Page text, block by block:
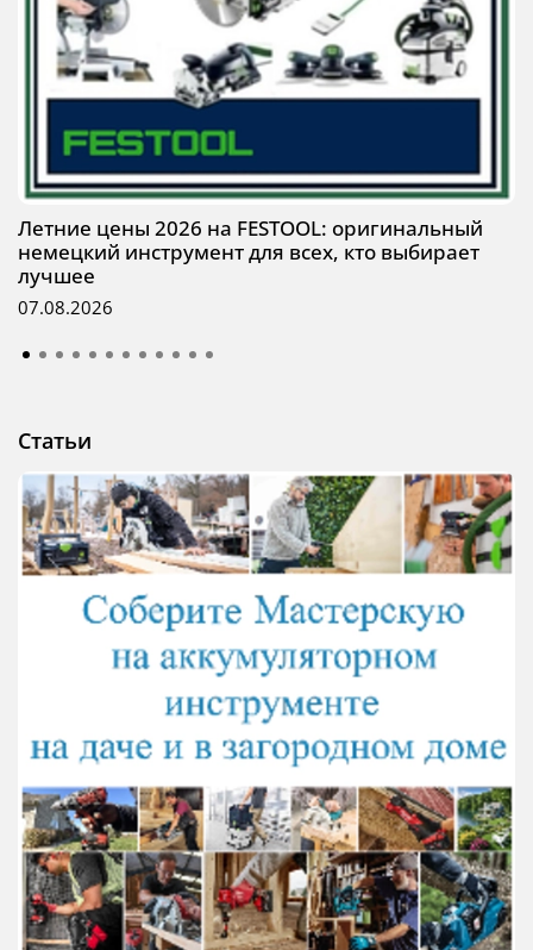
Летние цены 2026 на FESTOOL: оригинальный
немецкий инструмент для всех, кто выбирает
лучшее
07.08.2026
Статьи